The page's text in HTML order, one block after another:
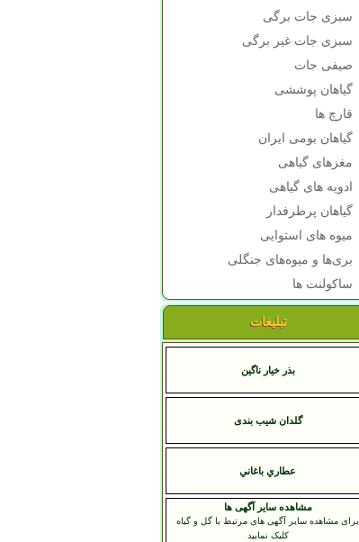
سبزی جات برگی
سبزی جات غیر برگی
صیفی جات
گیاهان پوششی
قارچ ها
گیاهان بومی ایران
مغزهای گیاهی
ادویه های گیاهی
گیاهان پرطرفدار
میوه های استوایی
بری‌ها و میوه‌های جنگلی
ساکولنت ها
تبلیغات
بذر خیار ناگین
گلدان شیب بندی
عطاري باغاني
مشاهده سایر آگهی ها
برای مشاهده سایر آگهی های مرتبط با گل و گیاه
کلیک نمایید